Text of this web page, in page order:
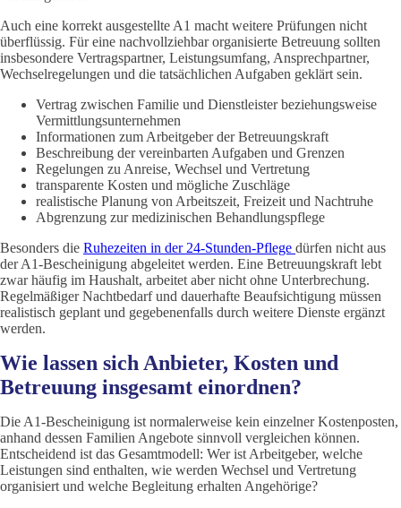
Auch eine korrekt ausgestellte A1 macht weitere Prüfungen nicht
überflüssig. Für eine nachvollziehbar organisierte Betreuung sollten
insbesondere Vertragspartner, Leistungsumfang, Ansprechpartner,
Wechselregelungen und die tatsächlichen Aufgaben geklärt sein.
Vertrag zwischen Familie und Dienstleister beziehungsweise
Vermittlungsunternehmen
Informationen zum Arbeitgeber der Betreuungskraft
Beschreibung der vereinbarten Aufgaben und Grenzen
Regelungen zu Anreise, Wechsel und Vertretung
transparente Kosten und mögliche Zuschläge
realistische Planung von Arbeitszeit, Freizeit und Nachtruhe
Abgrenzung zur medizinischen Behandlungspflege
Besonders die Ruhezeiten in der 24-Stunden-Pflege dürfen nicht aus
der A1-Bescheinigung abgeleitet werden. Eine Betreuungskraft lebt
zwar häufig im Haushalt, arbeitet aber nicht ohne Unterbrechung.
Regelmäßiger Nachtbedarf und dauerhafte Beaufsichtigung müssen
realistisch geplant und gegebenenfalls durch weitere Dienste ergänzt
werden.
Wie lassen sich Anbieter, Kosten und
Betreuung insgesamt einordnen?
Die A1-Bescheinigung ist normalerweise kein einzelner Kostenposten,
anhand dessen Familien Angebote sinnvoll vergleichen können.
Entscheidend ist das Gesamtmodell: Wer ist Arbeitgeber, welche
Leistungen sind enthalten, wie werden Wechsel und Vertretung
organisiert und welche Begleitung erhalten Angehörige?